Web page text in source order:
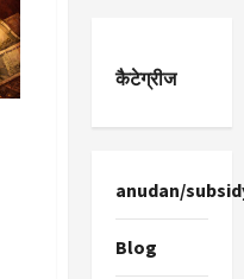
कैटेग्रीज
anudan/
Blog